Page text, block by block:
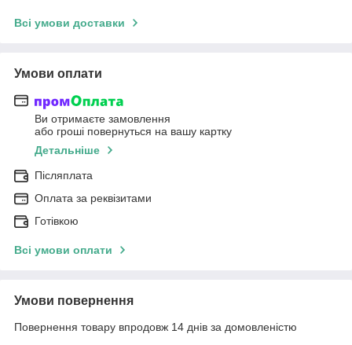
Всі умови доставки
Умови оплати
Ви отримаєте замовлення
або гроші повернуться на вашу картку
Детальніше
Післяплата
Оплата за реквізитами
Готівкою
Всі умови оплати
Умови повернення
Повернення товару впродовж 14 днів за домовленістю